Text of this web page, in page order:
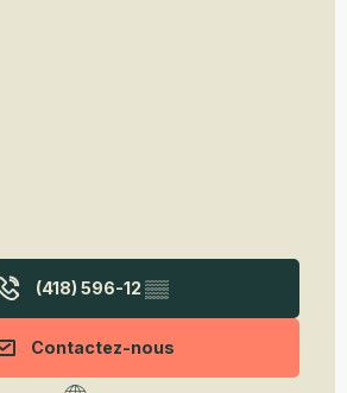
(418) 596-12 ▒▒
Contactez-nous